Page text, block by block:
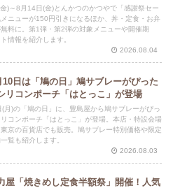
)～8月14日(金)とんかつのかつやで「感謝祭セー
ニューが150円引きになるほか、丼・定食・お弁
料に。第1弾・第2弾の対象メニューや開催期
情報を紹介します。
2026.08.04
10日は「鳩の日」鳩サブレーがぴった
リコンポーチ「はとっこ」が登場
月)の「鳩の日」に、豊島屋から鳩サブレーがぴっ
コンポーチ「はとっこ」が登場。本店・特設会場
京の百貨店でも販売。鳩サブレー特別価格や限定
覧も紹介します。
2026.08.03
屋「焼きめし定食半額祭」開催！人気